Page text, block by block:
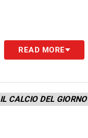
READ MORE
IL CALCIO DEL GIORNO